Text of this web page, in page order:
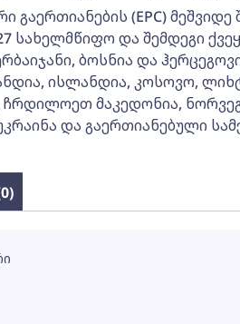
(EPC)
სახელმწიფო და შემდეგი
ბოსნია და
ისლანდია, კოსოვო,
მაკედონია,
და გაერთიანებული
0)